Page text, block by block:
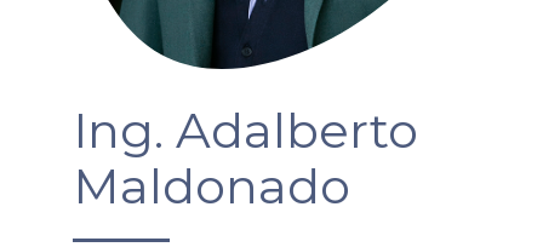
Ing. Adalberto
Maldonado